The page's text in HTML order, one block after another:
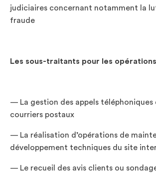
judiciaires concernant notamment la
fraude
Les sous-traitants pour les
— La gestion des appels téléphoniques
courriers postaux
— La réalisation d’opérations de
développement techniques du site
— Le recueil des avis clients ou